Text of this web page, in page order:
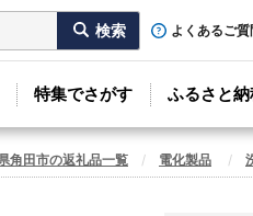
よくあるご
特集でさがす ふるさと
角田市の返礼品一覧 電化製品